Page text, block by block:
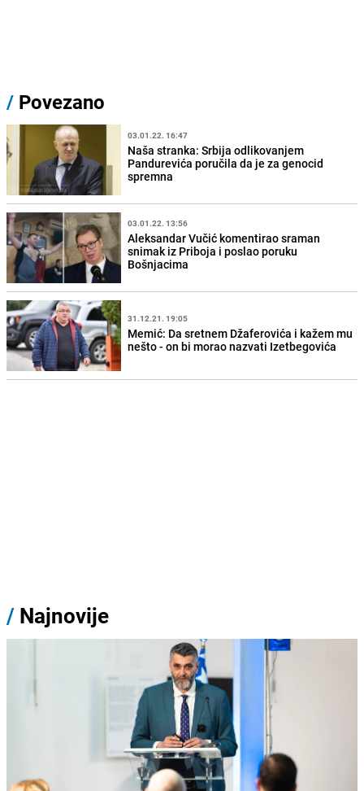
/ Povezano
03.01.22. 16:47
Naša stranka: Srbija odlikovanjem
Pandurevića poručila da je za genocid
spremna
03.01.22. 13:56
Aleksandar Vučić komentirao sraman
snimak iz Priboja i poslao poruku
Bošnjacima
31.12.21. 19:05
Memić: Da sretnem Džaferovića i kažem mu
nešto - on bi morao nazvati Izetbegovića
/ Najnovije